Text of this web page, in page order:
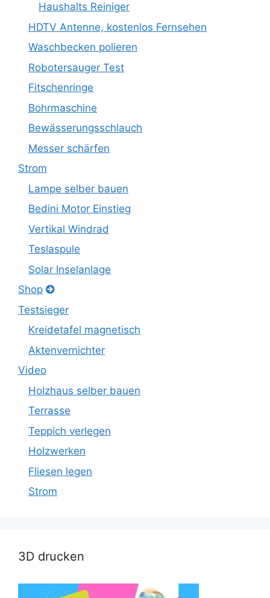
Haushalts Reiniger
HDTV Antenne, kostenlos Fernsehen
Waschbecken polieren
Robotersauger Test
Fitschenringe
Bohrmaschine
Bewässerungsschlauch
Messer schärfen
Strom
Lampe selber bauen
Bedini Motor Einstieg
Vertikal Windrad
Teslaspule
Solar Inselanlage
Shop
Testsieger
Kreidetafel magnetisch
Aktenvernichter
Video
Holzhaus selber bauen
Terrasse
Teppich verlegen
Holzwerken
Fliesen legen
Strom
3D drucken